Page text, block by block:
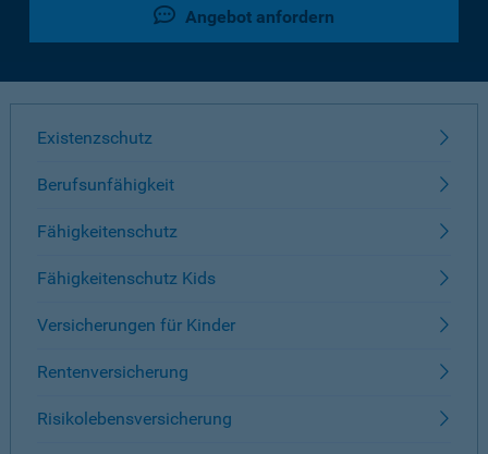
Angebot anfordern
Existenzschutz
Berufsunfähigkeit
Fähigkeitenschutz
Fähigkeitenschutz Kids
Versicherungen für Kinder
Rentenversicherung
Risikolebensversicherung